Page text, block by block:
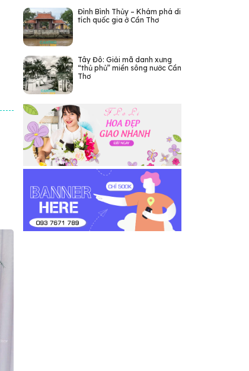
Đình Bình Thủy – Khám phá di
tích quốc gia ở Cần Thơ
Tây Đô: Giải mã danh xưng
“thủ phủ” miền sông nước Cần
Thơ